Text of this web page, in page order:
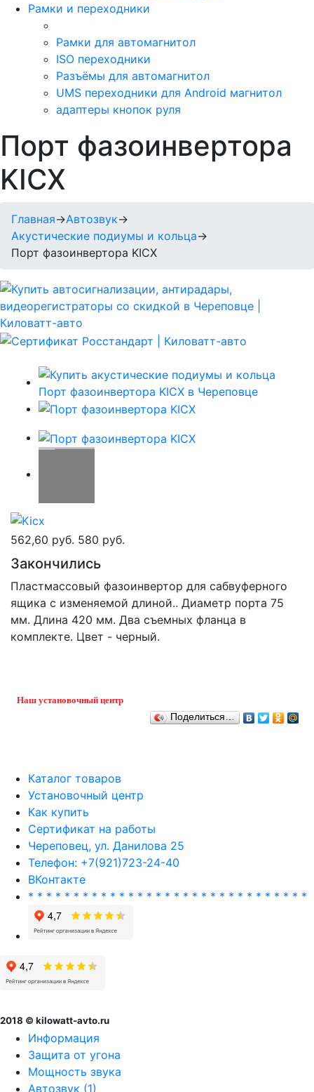
Рамки и переходники
Рамки для автомагнитол
ISO переходники
Разъёмы для автомагнитол
UMS переходники для Android магнитол
адаптеры кнопок руля
Порт фазоинвертора
KICX
Главная→Автозвук→
Акустические подиумы и кольца→
Порт фазоинвертора KICX
562,60 руб. 580 руб.
Закончились
Пластмассовый фазоинвертор для сабвуферного
ящика с изменяемой длиной.. Диаметр порта 75
мм. Длина 420 мм. Два съемных фланца в
комплекте. Цвет - черный.
Наш установочный центр
Поделиться…
Каталог товаров
Установочный центр
Как купить
Сертификат на работы
Череповец, ул. Данилова 25
Телефон: +7(921)723-24-40
ВКонтакте
* * * * * * * * * * * * * * * * * * * * * * * * * * * * * * *
2018 © kilowatt-avto.ru
Информация
Защита от угона
Мощность звука
Автозвук (1)